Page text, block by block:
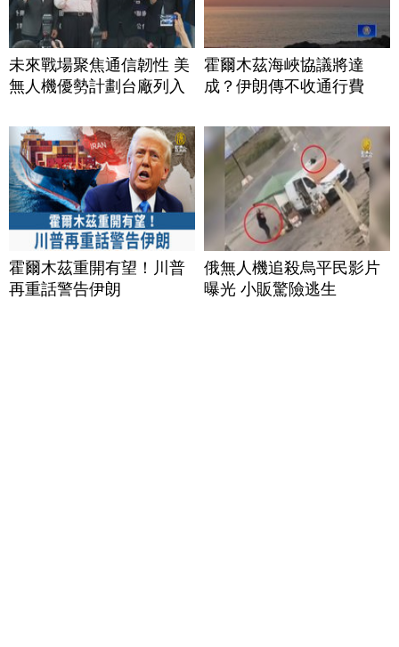
未來戰場聚焦通信韌性 美
無人機優勢計劃台廠列入
霍爾木茲海峽協議將達
成？伊朗傳不收通行費
霍爾木茲重開有望！川普
再重話警告伊朗
俄無人機追殺烏平民影片
曝光 小販驚險逃生